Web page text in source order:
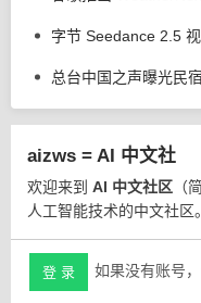
aizws = AI 中文社
欢迎来到 AI 中文社区 （
人工智能技术的中文社区
登 录 如果没有账号